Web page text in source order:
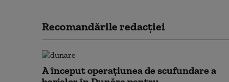
Recomandările redacţiei
A început operațiunea de scufundare a